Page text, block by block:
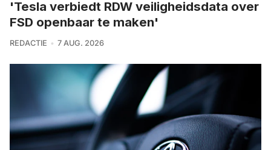
'Tesla verbiedt RDW veiligheidsdata over
FSD openbaar te maken'
REDACTIE 7 AUG. 2026